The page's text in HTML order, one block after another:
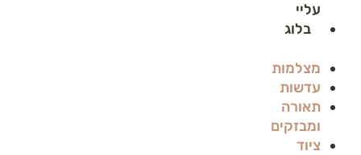
עליי
בלוג
מצלמות
עדשות
תאורה
ומבזקים
ציוד